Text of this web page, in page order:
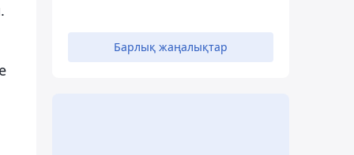
Барлық жаңалықтар